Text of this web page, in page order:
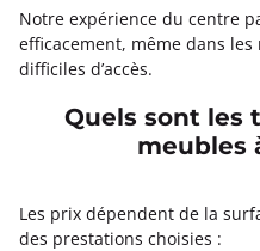
Notre expérience du centre
efficacement, même dans
difficiles d’accès.
Quels sont les
meubles
Les prix dépendent de la
des prestations choisies :